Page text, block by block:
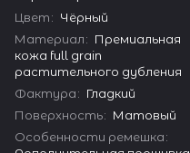
Цвет: Чёрный
Материал: Премиальная
кожа full grain
растительного дубления
Фактура: Гладкий
Поверхность: Матовый
Особенности ремешка: